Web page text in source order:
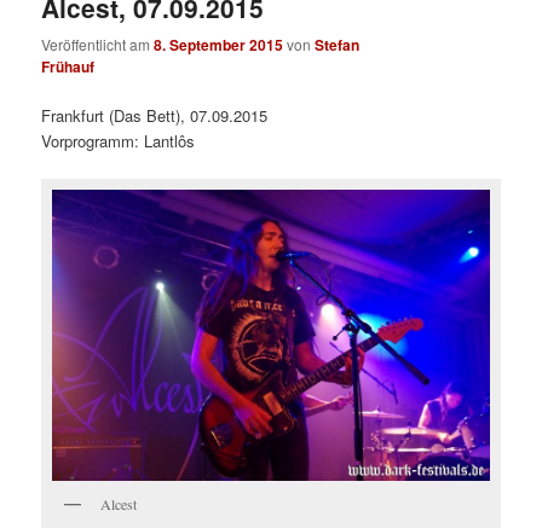
Veröffentlicht am8. September 2015vonStefan
Frühauf
Frankfurt (Das Bett), 07.09.2015
Vorprogramm: Lantlôs
Alcest